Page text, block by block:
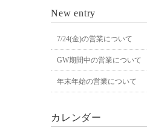
New entry
7/24(金)の営業について
GW期間中の営業について
年末年始の営業について
カレンダー